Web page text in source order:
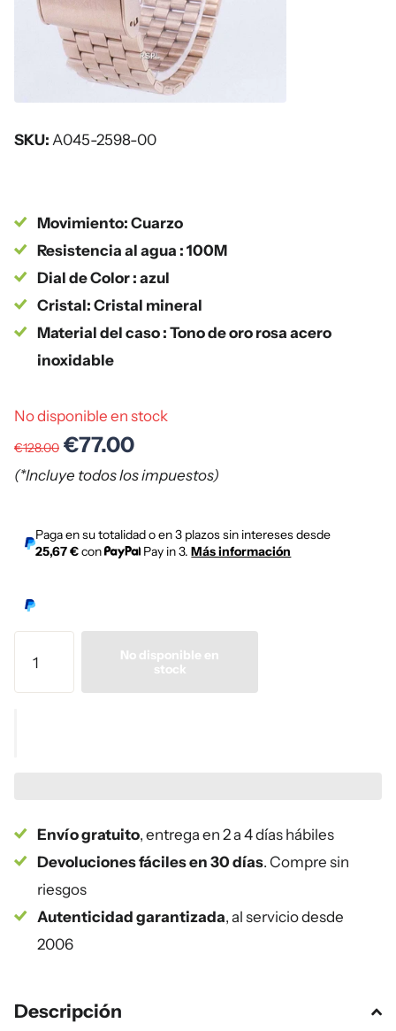
SKU: A045-2598-00
Movimiento: Cuarzo
Resistencia al agua : 100M
Dial de Color : azul
Cristal: Cristal mineral
Material del caso : Tono de oro rosa acero
inoxidable
No disponible en stock
€128.00 €77.00
(*Incluye todos los impuestos)
Paga en su totalidad o en 3 plazos sin intereses desde
25,67 €con Pay in 3.Más información
No disponible en
stock
Envío gratuito, entrega en 2 a 4 días hábiles
Devoluciones fáciles en 30 días. Compre sin
riesgos
Autenticidad garantizada, al servicio desde
2006
Descripción